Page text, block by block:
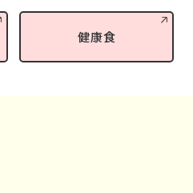
健康食